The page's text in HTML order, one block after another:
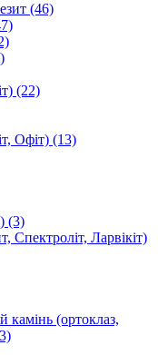
(46)
(22)
Офіт) (13)
(3)
Спектроліт, Ларвікіт)
камінь (ортоклаз,